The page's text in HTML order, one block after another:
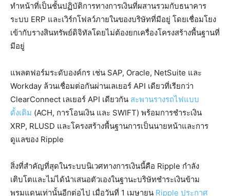
ทำหน้าที่เป็นชั้นปฏิบัติการทางการเงินที่ผสานรวมกับธนาคาร
ระบบ ERP และเวิร์กโฟลว์ภายในของบริษัทที่มีอยู่ โดยเชื่อมโยง
เข้ากับรางสินทรัพย์ดิจิทัลโดยไม่ต้องยกเครื่องโครงสร้างพื้นฐานที่
มีอยู่
แพลตฟอร์มระดับองค์กร เช่น SAP, Oracle, NetSuite และ
Workday ล้วนเชื่อมต่อกันผ่านเลเยอร์ API เดียวที่เรียกว่า
ClearConnect เลเยอร์ API เดียวกัน สะพานรางรถไฟแบบ
ดั้งเดิม (ACH, การโอนเงิน และ SWIFT) พร้อมการชำระเงิน
XRP, RLUSD และโครงสร้างพื้นฐานการเป็นนายหน้าและการ
ดูแลของ Ripple
สิ่งที่สำคัญที่สุดในระบบนิเวศทางการเงินนี้คือ Ripple กำลัง
เติบโตและไม่ได้นำเสนอตัวเองในฐานะบริษัทชำระเงินข้าม
พรมแดนเท่านั้นอีกต่อไป เมื่อวันที่ 1 เมษายน Ripple ประกาศ